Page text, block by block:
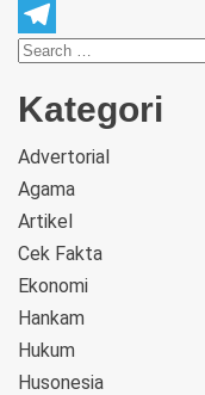
WhatsApp
Telegram
Kategori
Advertorial
Agama
Artikel
Cek Fakta
Ekonomi
Hankam
Hukum
Husonesia